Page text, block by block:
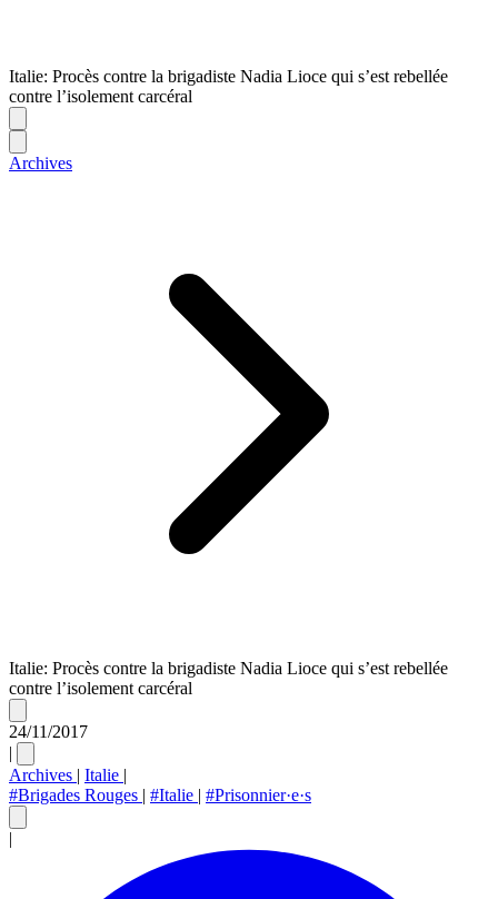
Italie: Procès contre la brigadiste Nadia Lioce qui s’est rebellée
contre l’isolement carcéral
Archives
Italie: Procès contre la brigadiste Nadia Lioce qui s’est rebellée
contre l’isolement carcéral
24/11/2017
|
Archives | Italie |
#Brigades Rouges | #Italie | #Prisonnier·e·s
|